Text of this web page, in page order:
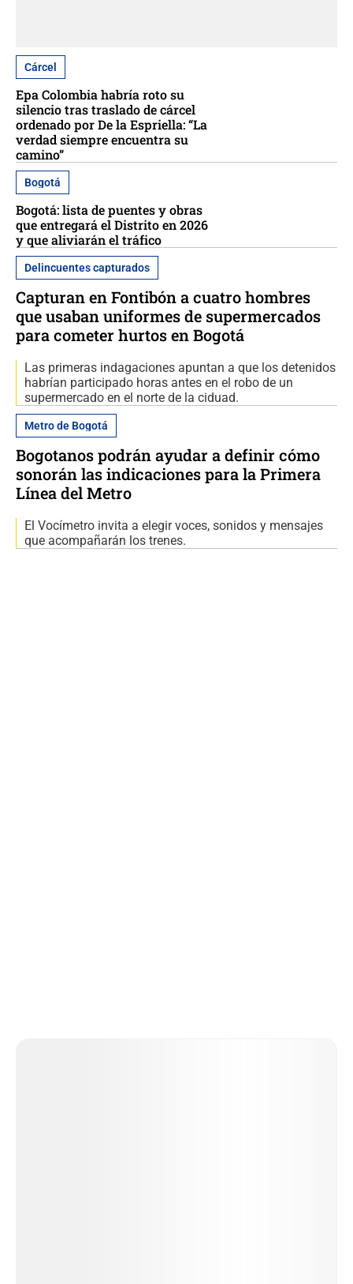
Cárcel
Epa Colombia habría roto su
silencio tras traslado de cárcel
ordenado por De la Espriella: “La
verdad siempre encuentra su
camino”
Bogotá
Bogotá: lista de puentes y obras
que entregará el Distrito en 2026
y que aliviarán el tráfico
Delincuentes capturados
Capturan en Fontibón a cuatro hombres
que usaban uniformes de supermercados
para cometer hurtos en Bogotá
Las primeras indagaciones apuntan a que los detenidos
habrían participado horas antes en el robo de un
supermercado en el norte de la ciduad.
Metro de Bogotá
Bogotanos podrán ayudar a definir cómo
sonorán las indicaciones para la Primera
Línea del Metro
El Vocímetro invita a elegir voces, sonidos y mensajes
que acompañarán los trenes.